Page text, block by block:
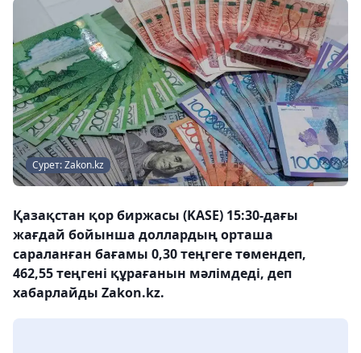
Сурет: Zakon.kz
Қазақстан қор биржасы (KASE) 15:30-дағы
жағдай бойынша доллардың орташа
сараланған бағамы 0,30 теңгеге төмендеп,
462,55 теңгені құрағанын мәлімдеді, деп
хабарлайды Zakon.kz.